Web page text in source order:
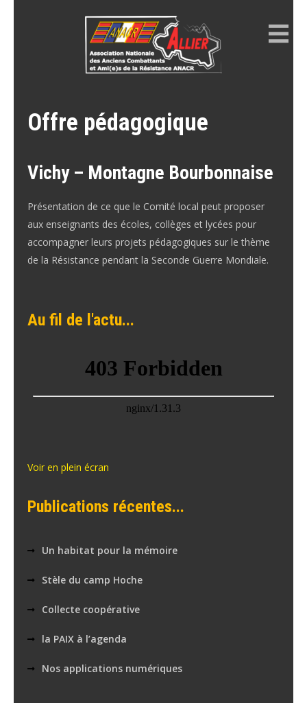
Offre pédagogique
Vichy – Montagne Bourbonnaise
Présentation de ce que le Comité local peut proposer
aux enseignants des écoles, collèges et lycées pour
accompagner leurs projets pédagogiques sur le thème
de la Résistance pendant la Seconde Guerre Mondiale.
Au fil de l'actu...
Voir en plein écran
Publications récentes...
Un habitat pour la mémoire
Stèle du camp Hoche
Collecte coopérative
la PAIX à l’agenda
Nos applications numériques